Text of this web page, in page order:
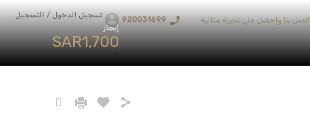
اتصل بنا واحصل علي تجربة مثالية 920031699
تسجيل الدخول / التسجيل
إيجار
‪SAR1,700